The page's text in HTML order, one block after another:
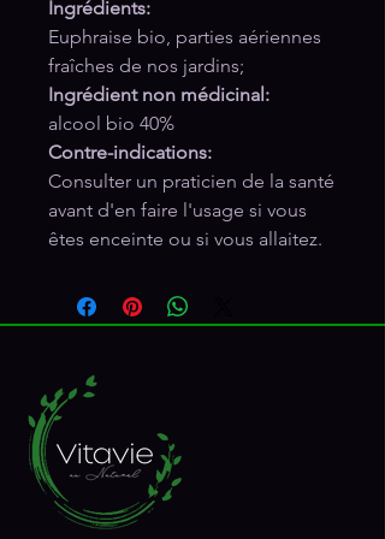
Ingrédients:
Euphraise bio, parties aériennes
fraîches de nos jardins;
Ingrédient non médicinal:
alcool bio 40%
Contre-indications:
Consulter un praticien de la santé
avant d'en faire l'usage si vous
êtes enceinte ou si vous allaitez.